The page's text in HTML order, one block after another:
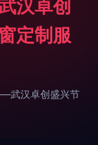
汉卓创
定制服
武汉卓创盛兴节